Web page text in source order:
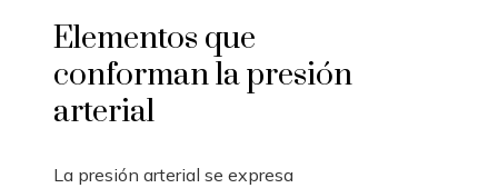
Elementos que
conforman la presión
arterial
La presión arterial se expresa